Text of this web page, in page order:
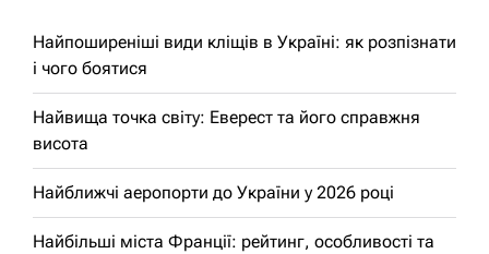
Найпоширеніші види кліщів в Україні: як розпізнати
і чого боятися
Найвища точка світу: Еверест та його справжня
висота
Найближчі аеропорти до України у 2026 році
Найбільші міста Франції: рейтинг, особливості та